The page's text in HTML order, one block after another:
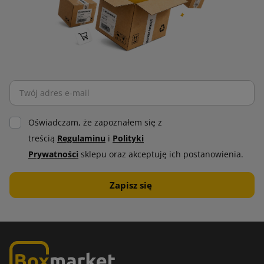
identyfikacji wizualnej firmy. Dzięki temu sprzedawca buduje
większą świadomość marki. Szeroka gama dostępnych
rodzajów taśm pozwala na dopasowanie ich do specyficznych
Folia bąbelkowa
Folia bąbelkowa dzięki swojej unikalnej budowie zapewnia
doskonałą ochronę i amortyzację przed uszkodzeniami
działają jak poduszki, co sprawia, że absorbują wstrząsy i
wibracje. To idealne rozwiązanie do ochrony cennych i
Szeroki wybór folii bąbelkowej pozwala na dopasowanie jej do
specyficznych potrzeb użytkowania i transportowanych
Oświadczam, że zapoznałem się z
treścią Regulaminu i Polityki
Prywatności sklepu oraz akceptuję ich postanowienia.